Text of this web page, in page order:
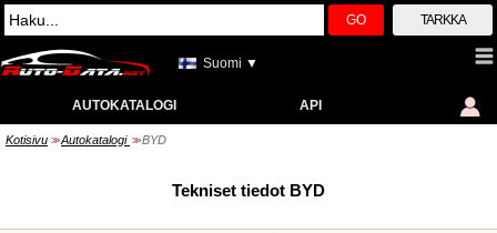
GO TARKKA
Suomi ▼
AUTOKATALOGI API
Kotisivu >> Autokatalogi >> BYD
Tekniset tiedot BYD